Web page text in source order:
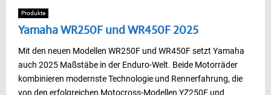
Produkte
Yamaha WR250F und WR450F 2025
Mit den neuen Modellen WR250F und WR450F setzt Yamaha
auch 2025 Maßstäbe in der Enduro-Welt. Beide Motorräder
kombinieren modernste Technologie und Rennerfahrung, die
von den erfolgreichen Motocross-Modellen YZ250F und